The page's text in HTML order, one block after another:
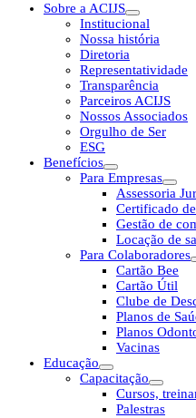
Sobre a ACIJS
Institucional
Nossa história
Diretoria
Representatividade
Transparência
Parceiros ACIJS
Nossos Associados
Orgulho de Ser
ESG
Benefícios
Para Empresas
Assessoria
Certificado
Gestão de
Locação de
Para Colaboradores
Cartão Bee
Cartão Útil
Clube de
Planos de
Planos
Vacinas
Educação
Capacitação
Cursos,
Palestras